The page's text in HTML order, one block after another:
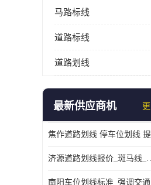
马路标线
道路标线
道路划线
最新供应商机
济源道路划线报